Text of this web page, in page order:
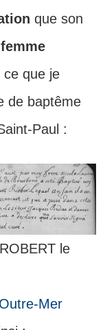
que son
femme
ce que je
de baptême
Paul :
le
Mer